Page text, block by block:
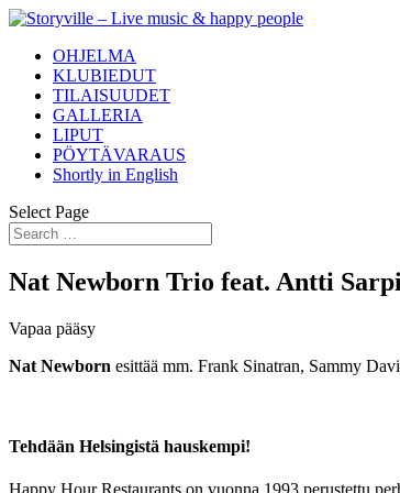
OHJELMA
KLUBIEDUT
TILAISUUDET
GALLERIA
LIPUT
PÖYTÄVARAUS
Shortly in English
Select Page
Nat Newborn Trio feat. Antti
Vapaa pääsy
Nat Newborn esittää mm. Frank Sinatran, Sammy
Tehdään Helsingistä hauskempi!